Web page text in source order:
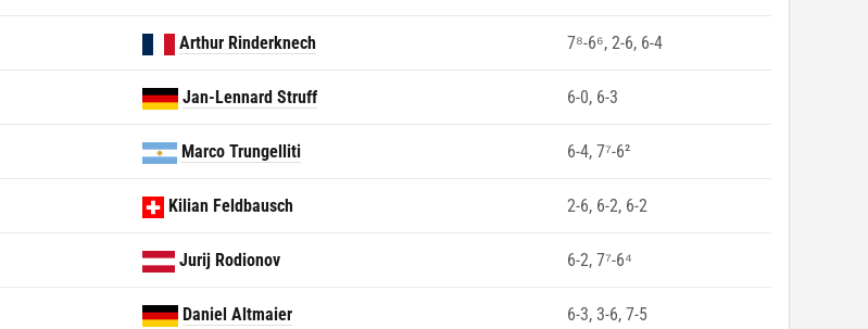
Arthur Rinderknech 7⁸-6⁶, 2-6, 6-4
Jan-Lennard Struff 6-0, 6-3
Marco Trungelliti 6-4, 7⁷-6²
Kilian Feldbausch 2-6, 6-2, 6-2
Jurij Rodionov 6-2, 7⁷-6⁴
Daniel Altmaier 6-3, 3-6, 7-5